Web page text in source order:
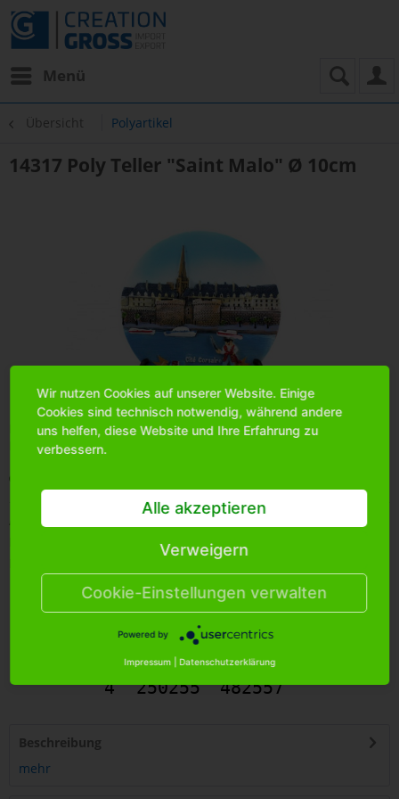
Menü
Übersicht Polyartikel
14317 Poly Teller "Saint Malo" Ø 10cm
Bittemelden Sie sich an, um mehr Informationen über das
Produkt zu erhalten.
Artikel-Nr.:
1713980
0
4 250255 482557
Beschreibung
mehr
Wir nutzen Cookies auf unserer Website. Einige
Cookies sind technisch notwendig, während andere
uns helfen, diese Website und Ihre Erfahrung zu
verbessern.
Alle akzeptieren
Verweigern
Cookie-Einstellungen verwalten
Powered by
Impressum Datenschutzerklärung